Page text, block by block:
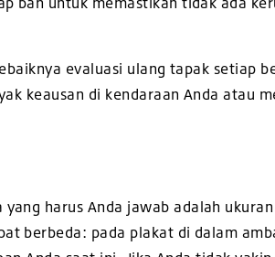
evaluasi ulang tapak setiap
keausan di kendaraan Anda atau
harus Anda jawab adalah
berbeda: pada plakat di dalam